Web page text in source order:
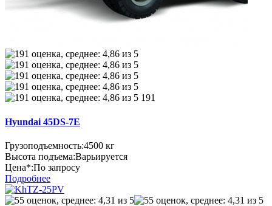
191
Hyundai 45DS-7E
Грузоподъемность:4500 кг
Высота подъема:Варьируется
Цена*:По запросу
Подробнее